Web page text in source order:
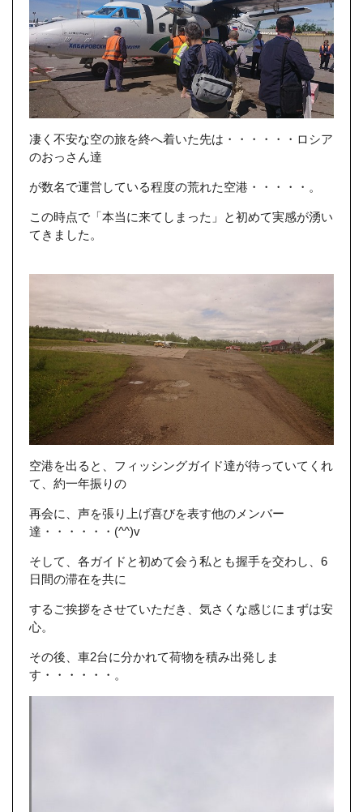
凄く不安な空の旅を終へ着いた先は・・・・・・ロシア
のおっさん達
が数名で運営している程度の荒れた空港・・・・・。
この時点で「本当に来てしまった」と初めて実感が湧い
てきました。
空港を出ると、フィッシングガイド達が待っていてくれ
て、約一年振りの
再会に、声を張り上げ喜びを表す他のメンバー
達・・・・・・(^^)v
そして、各ガイドと初めて会う私とも握手を交わし、6
日間の滞在を共に
するご挨拶をさせていただき、気さくな感じにまずは安
心。
その後、車2台に分かれて荷物を積み出発しま
す・・・・・・。